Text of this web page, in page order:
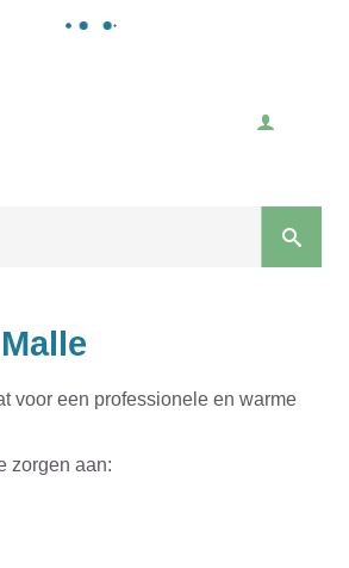
voor een professionele en warme
zorgen aan: